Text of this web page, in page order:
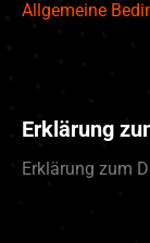
Allgemeine
Erklärung
Erklärung zum